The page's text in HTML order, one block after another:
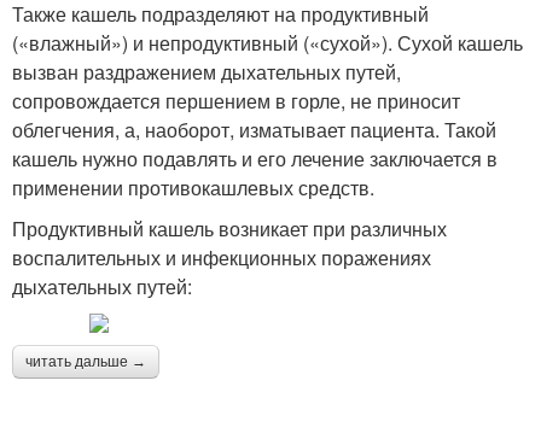
Также кашель подразделяют на продуктивный
(«влажный») и непродуктивный («сухой»). Сухой кашель
вызван раздражением дыхательных путей,
сопровождается першением в горле, не приносит
облегчения, а, наоборот, изматывает пациента. Такой
кашель нужно подавлять и его лечение заключается в
применении противокашлевых средств.
Продуктивный кашель возникает при различных
воспалительных и инфекционных поражениях
дыхательных путей:
читать дальше →